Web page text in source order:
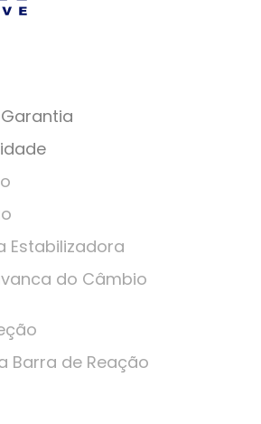
Estabilizadora
do Câmbio
Barra de Reação